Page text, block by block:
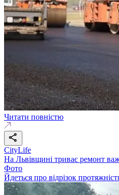
Читати повністю
CityLife
На Львівщині триває ремонт
Фото
Йдеться про відрізок